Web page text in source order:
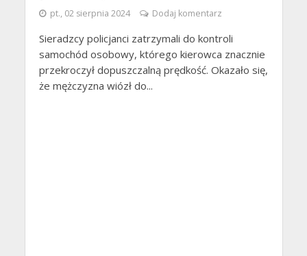
pt., 02 sierpnia 2024 Dodaj komentarz
Sieradzcy policjanci zatrzymali do kontroli
samochód osobowy, którego kierowca znacznie
przekroczył dopuszczalną prędkość. Okazało się,
że mężczyzna wiózł do...